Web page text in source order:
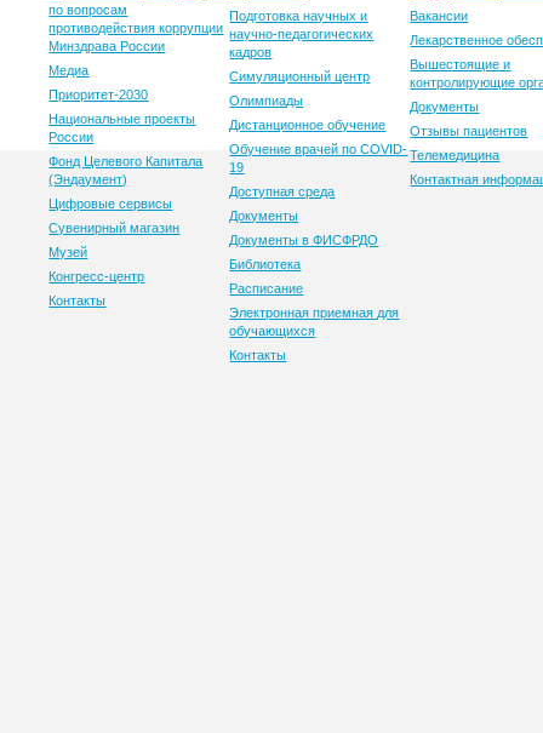
по вопросам
противодействия коррупции
Минздрава России
Медиа
Приоритет-2030
Национальные проекты
России
Фонд Целевого Капитала
(Эндаумент)
Цифровые сервисы
Сувенирный магазин
Музей
Конгресс-центр
Контакты
Подготовка научных и
научно-педагогических
кадров
Симуляционный центр
Олимпиады
Дистанционное обучение
Обучение врачей по COVID-
19
Доступная среда
Документы
Документы в ФИСФРДО
Библиотека
Расписание
Электронная приемная для
обучающихся
Контакты
Вакансии
Лекарственное
Вышестоящие и
контролирующие
Документы
Отзывы пациентов
Телемедицина
Контактная